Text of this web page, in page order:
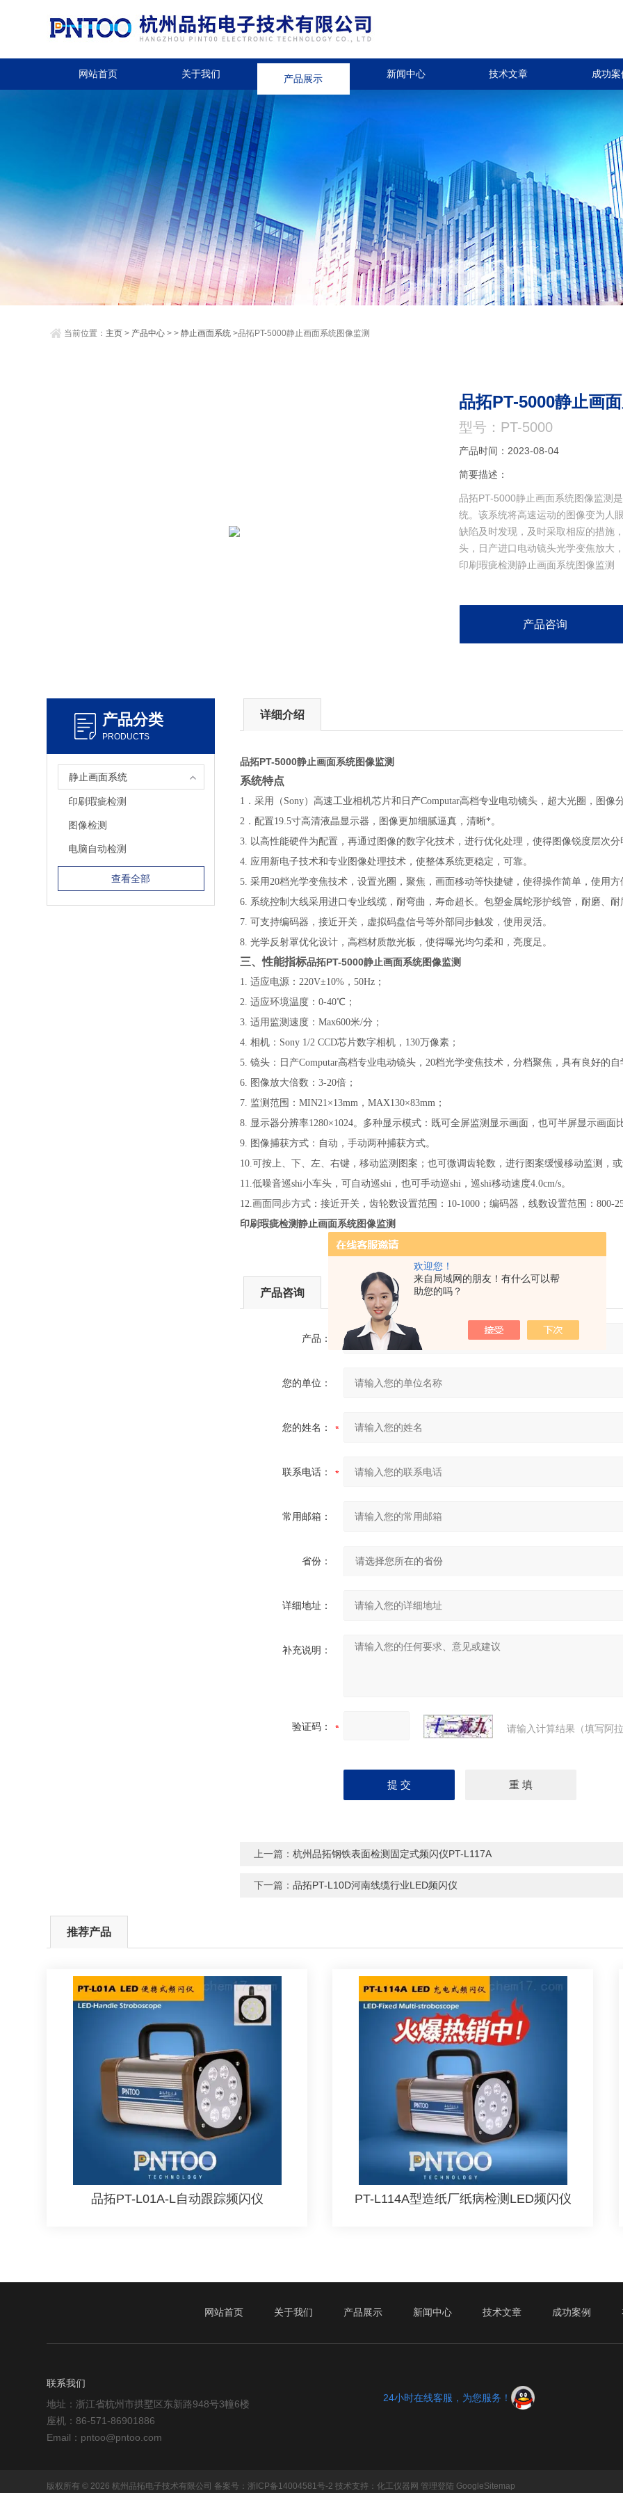
欢迎您！
来自局域网的朋友！有什么可以帮
助您的吗？
网站首页 关于我们 产品展示 新闻中心 技术文章 成功案
当前位置： 主页 > 产品中心 > >静止画面系统 >品拓PT-5000静止画面系统图像监测
品拓PT-5000静止画
型号：PT-5000
产品时间：2023-08-04
简要描述：
品拓PT-5000静止画面系统图像监测
统。该系统将高速运动的图像变为人
缺陷及时发现，及时采取相应的措施
头，日产进口电动镜头光学变焦放大
印刷瑕疵检测静止画面系统图像监测
产品咨询
产品分类
PRODUCTS
静止画面系统
印刷瑕疵检测
图像检测
电脑自动检测
查看全部
详细介绍
品拓PT-5000静止画面系统图像监测
系统特点
1．采用（Sony）高速工业相机芯片和日产Computar高档专业电动镜头，超大光圈，图像
2．配置19.5寸高清液晶显示器，图像更加细腻逼真，清晰*。
3. 以高性能硬件为配置，再通过图像的数字化技术，进行优化处理，使得图像锐度层次分
4. 应用新电子技术和专业图像处理技术，使整体系统更稳定，可靠。
5. 采用20档光学变焦技术，设置光圈，聚焦，画面移动等快捷键，使得操作简单，使用方
6. 系统控制大线采用进口专业线缆，耐弯曲，寿命超长。包塑金属蛇形护线管，耐磨、耐
7. 可支持编码器，接近开关，虚拟码盘信号等外部同步触发，使用灵活。
8. 光学反射罩优化设计，高档材质散光板，使得曝光均匀柔和，亮度足。
三、性能指标品拓PT-5000静止画面系统图像监测
1. 适应电源：220V±10%，50Hz；
2. 适应环境温度：0-40℃；
3. 适用监测速度：Max600米/分；
4. 相机：Sony 1/2 CCD芯片数字相机，130万像素；
5. 镜头：日产Computar高档专业电动镜头，20档光学变焦技术，分档聚焦，具有良好的自
6. 图像放大倍数：3-20倍；
7. 监测范围：MIN21×13mm，MAX130×83mm；
8. 显示器分辨率1280×1024。多种显示模式：既可全屏监测显示画面，也可半屏显示画面
9. 图像捕获方式：自动，手动两种捕获方式。
10.可按上、下、左、右键，移动监测图案；也可微调齿轮数，进行图案缓慢移动监测，
11.低噪音巡shi小车头，可自动巡shi，也可手动巡shi，巡shi移动速度4.0cm/s。
12.画面同步方式：接近开关，齿轮数设置范围：10-1000；编码器，线数设置范围：800-
印刷瑕疵检测静止画面系统图像监测
产品咨询
产品：
您的单位：
您的姓名：
联系电话：
常用邮箱：
省份：
详细地址：
补充说明：
验证码： 请输入计算结果（填写阿
上一篇：杭州品拓钢铁表面检测固定式频闪仪PT-L117A
下一篇：品拓PT-L10D河南线缆行业LED频闪仪
推荐产品
品拓PT-L01A-L自动跟踪频闪仪 PT-L114A型造纸厂纸病检测LED频闪仪
网站首页 关于我们 产品展示 新闻中心 技术文章 成功案例
联系我们
地址：浙江省杭州市拱墅区东新路948号3幢6楼
座机：86-571-86901886
Email：pntoo@pntoo.com
24小时在线客服，为您服务！
版权所有 © 2026 杭州品拓电子技术有限公司备案号：浙ICP备14004581号-2 技术支持：化工仪器网 管理登陆 GoogleSitemap